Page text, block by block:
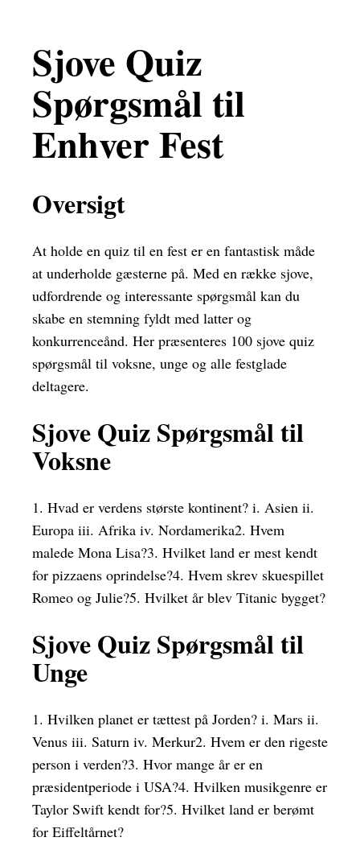
Sjove Quiz
Spørgsmål til
Enhver Fest
Oversigt
At holde en quiz til en fest er en fantastisk måde
at underholde gæsterne på. Med en række sjove,
udfordrende og interessante spørgsmål kan du
skabe en stemning fyldt med latter og
konkurrenceånd. Her præsenteres 100 sjove quiz
spørgsmål til voksne, unge og alle festglade
deltagere.
Sjove Quiz Spørgsmål til
Voksne
1. Hvad er verdens største kontinent? i. Asien ii.
Europa iii. Afrika iv. Nordamerika2. Hvem
malede Mona Lisa?3. Hvilket land er mest kendt
for pizzaens oprindelse?4. Hvem skrev skuespillet
Romeo og Julie?5. Hvilket år blev Titanic bygget?
Sjove Quiz Spørgsmål til
Unge
1. Hvilken planet er tættest på Jorden? i. Mars ii.
Venus iii. Saturn iv. Merkur2. Hvem er den rigeste
person i verden?3. Hvor mange år er en
præsidentperiode i USA?4. Hvilken musikgenre er
Taylor Swift kendt for?5. Hvilket land er berømt
for Eiffeltårnet?